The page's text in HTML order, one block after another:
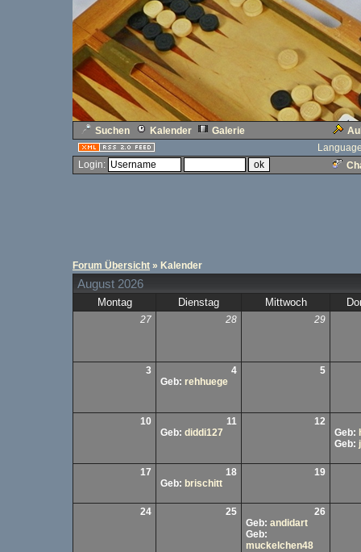
Suchen Kalender Galerie
Login:
Forum Übersicht » Kalender
August 2026
Montag Dienstag Mittwoch
27 28 29
3
4
Geb: rehhuege
5
10
11
Geb: diddi127
12
Geb:
Geb:
17
18
Geb: brischitt
19
24 25
26
Geb: andidart
Geb:
muckelchen48